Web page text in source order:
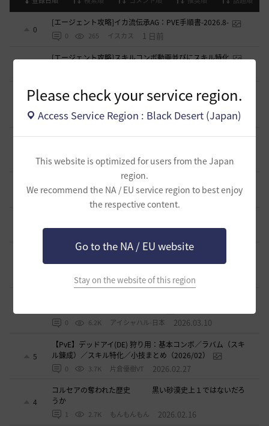
Please check your service region.
Access Service Region : Black Desert (Japan)
This website is optimized for users from the Japan
region.
We recommend the NA / EU service region to best enjoy
the respective content.
Go to the NA / EU website
Stay on the website of this region
0
[エージェント攻略]イカ流伝承AG：PVE手順書-2026.8-
0 265 イスカス 1 日前
[エージェント攻略]スキルコンボ動画並びにスキル特化
2
[エージェント攻略]スキルコンボ動画・コマンド・特化と論
評少々
0 451 まそん 4 日前
暫定最終版エージェント(AG)PvE簡易ガイド(08/02改稿)
0 1.2K ゆのみっく 2026.07.30
0
初心者・楽したい人向け覚醒セージのPvEスキル回し
0 2.4K バ一バリアン-日本 2026.05.25
0 3.4K シャルグレア 2026.04.11
【PvE】覚醒くノ一(KN) 狩り用：基本コンボ／ラバム（スキ
ル錬成）／スキル特化／小技まとめ（2026/03）
4.3K 片倉優樹VT 2026.03.31
0 6.2K アイシャハル-日本 2026.03.10
5
【PvE】デッドアイ(DE) 狩り用：基本コンボ／ラバム（スキ
ル錬成）／スキル特化／小技まとめ（2026/02）
0 3.7K 片倉優樹VT 2026.02.27
4
コルセアの奪われた歴史 黒い砂漠史上１ではないだろ
うか
1 2.7K もんもんもん 2026.02.16